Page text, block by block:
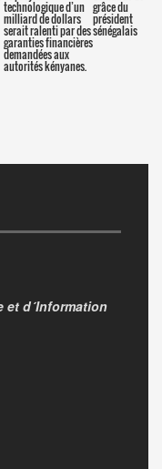
technologique d’un
milliard de dollars
serait ralenti par des
garanties financières
demandées aux
autorités kényanes.
grâce du
président
sénégalais